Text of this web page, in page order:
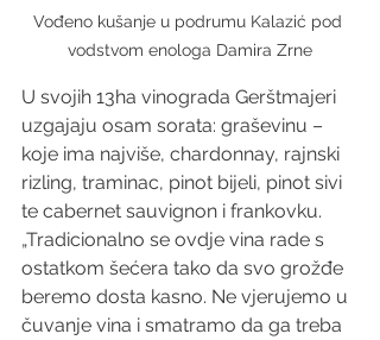
Vođeno kušanje u podrumu Kalazić pod
vodstvom enologa Damira Zrne
U svojih 13ha vinograda Gerštmajeri
uzgajaju osam sorata: graševinu –
koje ima najviše, chardonnay, rajnski
rizling, traminac, pinot bijeli, pinot sivi
te cabernet sauvignon i frankovku.
„Tradicionalno se ovdje vina rade s
ostatkom šećera tako da svo grožđe
beremo dosta kasno. Ne vjerujemo u
čuvanje vina i smatramo da ga treba